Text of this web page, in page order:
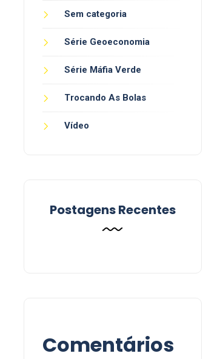
Sem categoria
Série Geoeconomia
Série Máfia Verde
Trocando As Bolas
Vídeo
Postagens Recentes
Comentários